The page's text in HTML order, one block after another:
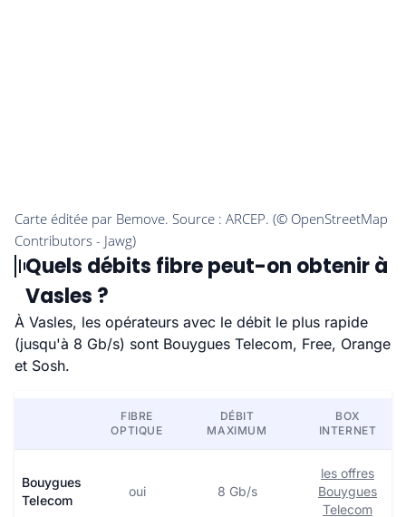
Quels débits fibre peut-on obtenir à
Vasles ?
À Vasles, les opérateurs avec le débit le plus rapide
(jusqu'à 8 Gb/s) sont Bouygues Telecom, Free, Orange
et Sosh.
FIBRE
OPTIQUE
DÉBIT
MAXIMUM
BOX
INTERNET
Bouygues
Telecom
oui 8 Gb/s
les offres
Bouygues
Telecom